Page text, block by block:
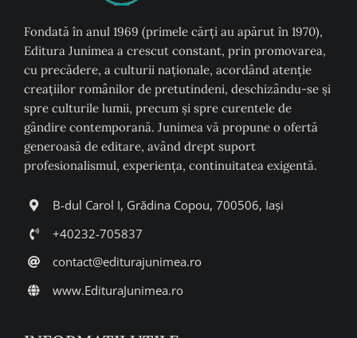
Fondată în anul 1969 (primele cărți au apărut în 1970),
Editura Junimea a crescut constant, prin promovarea,
cu precădere, a culturii naţionale, acordând atenţie
creaţiilor românilor de pretutindeni, deschizându-se şi
spre culturile lumii, precum şi spre curentele de
gândire contemporană. Junimea vă propune o ofertă
generoasă de editare, având drept suport
profesionalismul, experiența, continuitatea exigentă.
B-dul Carol I, Grădina Copou, 700506, Iași
+40232-705837
contact@editurajunimea.ro
www.EdituraJunimea.ro